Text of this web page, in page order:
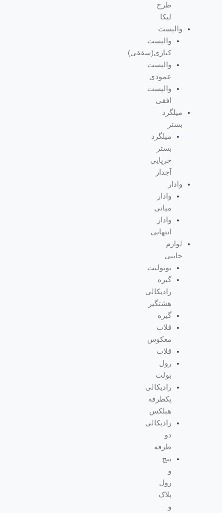
طرح
لیکا
والپست
والپست
کناری(سقفی)
والپست
عمودی
والپست
افقی
میلگرد
بستر
میلگرد
بستر
خرپایی
آجدار
وادار
وادار
میانی
وادار
انتهایی
لوازم
جانبی
یونولیت
گیره
رادیکالی
هشتگیر
گیره
قلاب
معکوس
قلاب
رول
بولت
رادیکالی
یکطرفه
هبلکس
رادیکالی
دو
طرفه
پیچ
و
رول
پلاک
و